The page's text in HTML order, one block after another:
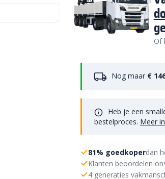
Of
Nog maar €
Heb je een
bestelproces. Meer
81% goedkoperdan
Klanten beoordelen
4 generaties